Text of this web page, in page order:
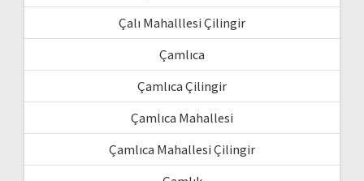
Çalı Mahalllesi Çilingir
Çamlıca
Çamlıca Çilingir
Çamlıca Mahallesi
Çamlıca Mahallesi Çilingir